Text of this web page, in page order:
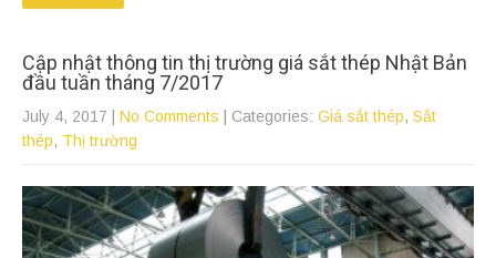
Cập nhật thông tin thị trường giá sắt thép Nhật Bản
đầu tuần tháng 7/2017
July 4, 2017 No Comments | Categories: Giá sắt thép, Sắt
thép, Thị trường